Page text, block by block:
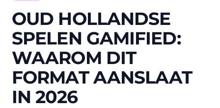
OUD HOLLANDSE
SPELEN GAMIFIED:
WAAROM DIT
FORMAT AANSLAAT
IN 2026